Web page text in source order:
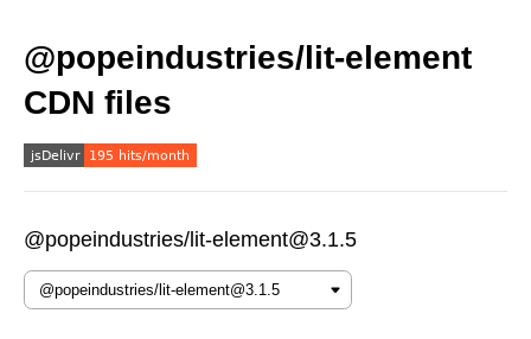
@popeindustries/lit-element
CDN files
@popeindustries/lit-element@3.1.5